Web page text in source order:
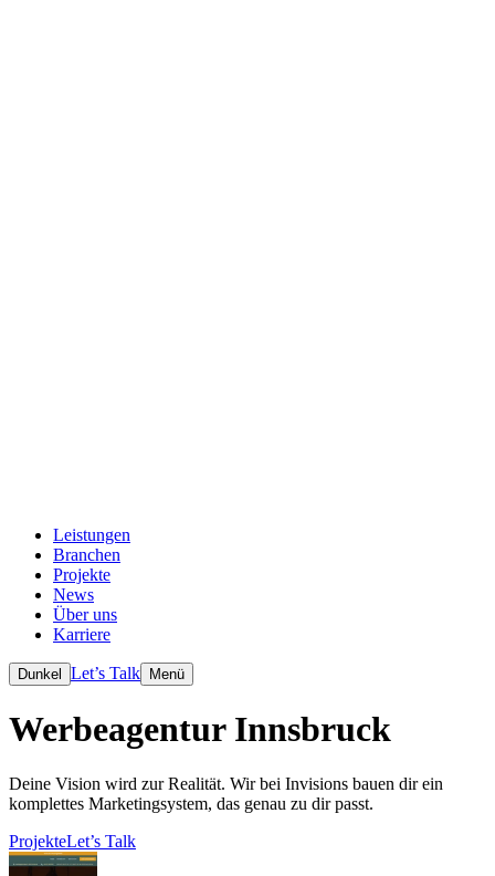
Leistungen
Branchen
Projekte
News
Über uns
Karriere
Dunkel Let’s Talk Menü
Werbeagentur Innsbruck
Deine Vision wird zur Realität. Wir bei Invisions bauen dir ein
komplettes Marketingsystem, das genau zu dir passt.
ProjekteLet’s Talk